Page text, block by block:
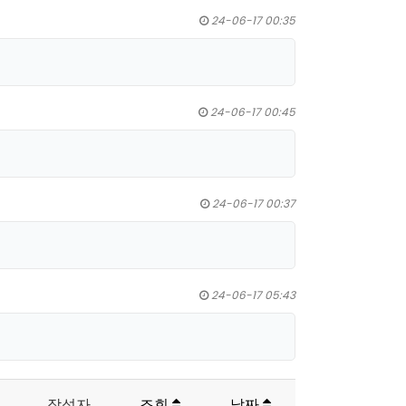
24-06-17 00:35
24-06-17 00:45
24-06-17 00:37
24-06-17 05:43